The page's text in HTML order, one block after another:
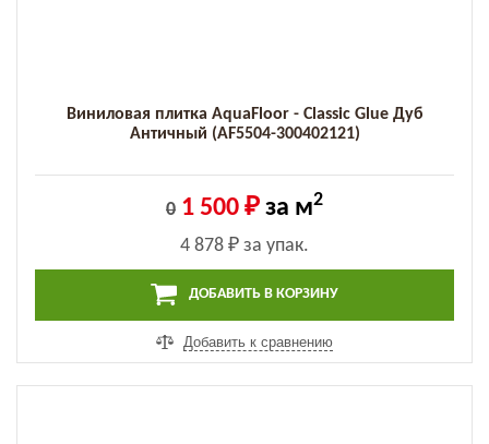
Виниловая плитка AquaFloor - Classic Glue Дуб
Античный (AF5504-300402121)
0 1 500 ₽ за м2
4 878 ₽ за упак.
ДОБАВИТЬ В КОРЗИНУ
Добавить к сравнению